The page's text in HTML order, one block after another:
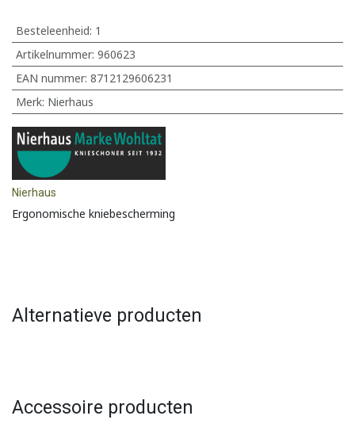
Besteleenheid: 1
Artikelnummer: 960623
EAN nummer: 8712129606231
Merk: Nierhaus
Nierhaus
Ergonomische kniebescherming
Alternatieve producten
Accessoire producten